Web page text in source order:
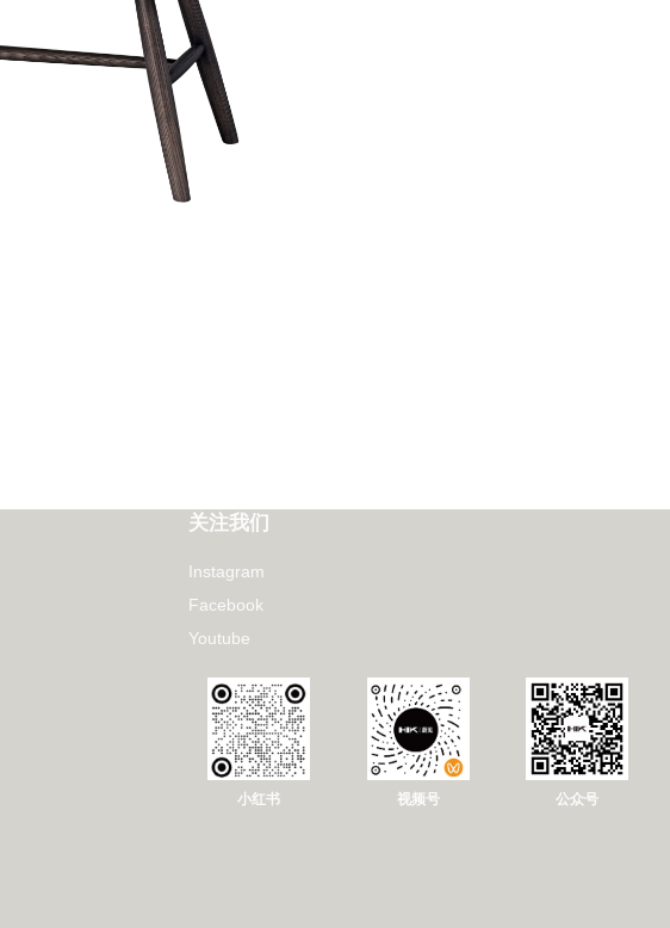
关注我们
Instagram
Facebook
Youtube
小红书 视频号 公众号